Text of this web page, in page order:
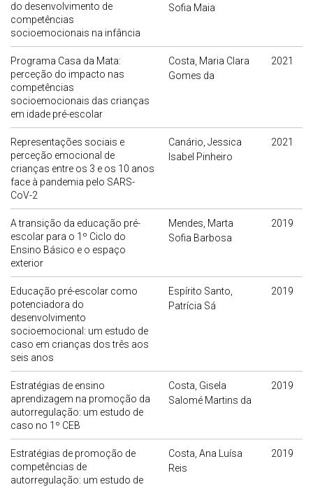
do desenvolvimento de
competências
socioemocionais na infância
Sofia Maia
Programa Casa da Mata:
perceção do impacto nas
competências
socioemocionais das crianças
em idade pré-escolar
Costa, Maria Clara
Gomes da
2021
Representações sociais e
perceção emocional de
crianças entre os 3 e os 10 anos
face à pandemia pelo SARS-
CoV-2
Canário, Jessica
Isabel Pinheiro
2021
A transição da educação pré-
escolar para o 1º Ciclo do
Ensino Básico e o espaço
exterior
Mendes, Marta
Sofia Barbosa
2019
Educação pré-escolar como
potenciadora do
desenvolvimento
socioemocional: um estudo de
caso em crianças dos três aos
seis anos
Espírito Santo,
Patrícia Sá
2019
Estratégias de ensino
aprendizagem na promoção da
autorregulação: um estudo de
caso no 1º CEB
Costa, Gisela
Salomé Martins da
2019
Estratégias de promoção de
competências de
autorregulação: um estudo de
Costa, Ana Luísa
Reis
2019